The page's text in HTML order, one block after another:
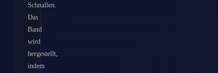
Schnallen.
Das
Band
wird
hergestellt,
indem